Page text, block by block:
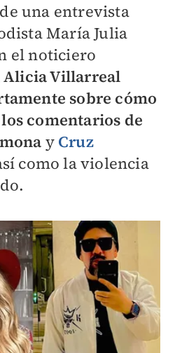
una entrevista
María Julia
el noticiero
Alicia Villarreal
sobre cómo
comentarios de
y Cruz
como la violencia